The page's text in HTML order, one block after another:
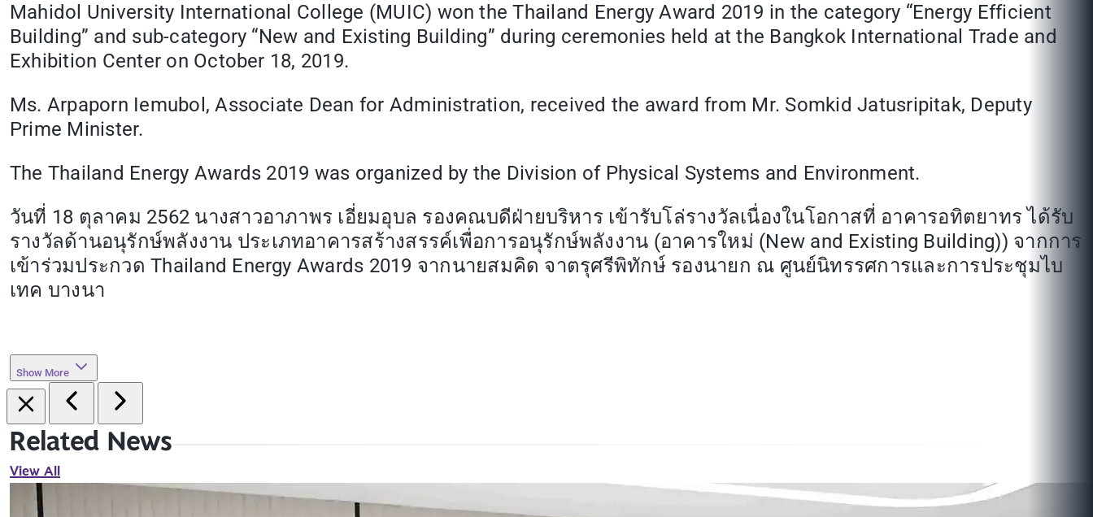
Mahidol University International College (MUIC) won the Thailand Energy Award 2019 in the category “Energy Efficient
Building” and sub-category “New and Existing Building” during ceremonies held at the Bangkok International Trade and
Exhibition Center on October 18, 2019.
Ms. Arpaporn Iemubol, Associate Dean for Administration, received the award from Mr. Somkid Jatusripitak, Deputy
Prime Minister.
The Thailand Energy Awards 2019 was organized by the Division of Physical Systems and Environment.
วันที่ 18 ตุลาคม 2562 นางสาวอาภาพร เอี่ยมอุบล รองคณบดีฝ่ายบริหาร เข้ารับโล่รางวัลเนื่องในโอกาสที่ อาคารอทิตยาทร ได้รับ
รางวัลด้านอนุรักษ์พลังงาน ประเภทอาคารสร้างสรรค์เพื่อการอนุรักษ์พลังงาน (อาคารใหม่ (New and Existing Building)) จากการ
เข้าร่วมประกวด Thailand Energy Awards 2019 จากนายสมคิด จาตรุศรีพิทักษ์ รองนายก ณ ศูนย์นิทรรศการและการประชุมไบ
เทค บางนา
Show More
Related News
View All